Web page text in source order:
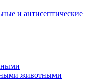
и антисептические
животными